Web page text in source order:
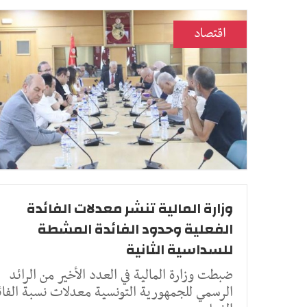
اقتصاد
وزارة المالية تنشر معدلات الفائدة
الفعلية وحدود الفائدة المشطة
للسداسية الثانية
ضبطت وزارة المالية في العدد الأخير من الرائد
الرسمي للجمهورية التونسية معدلات نسبة